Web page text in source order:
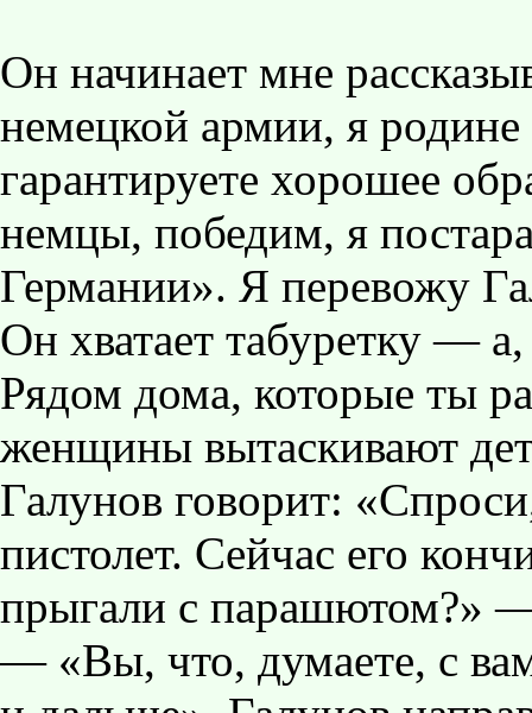
Он начинает мне
немецкой армии, я
гарантируете хорошее
немцы, победим, я
Германии». Я перевожу
Он хватает табуретку —
Рядом дома, которые ты
женщины вытаскивают
Галунов говорит:
пистолет. Сейчас его
прыгали с парашютом?»
— «Вы, что, думаете, с